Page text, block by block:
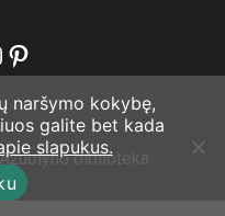
Pinterest
biblioteka
naršymo kokybę,
galite bet kada
slapukus.